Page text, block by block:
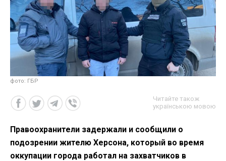
фото: ГБР
Читайте також
українською мовою
Правоохранители задержали и сообщили о
подозрении жителю Херсона, который во время
оккупации города работал на захватчиков в